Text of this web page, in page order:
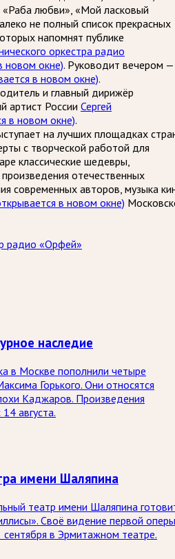
«Раба любви», «Мой ласковый
не полный список прекрасных
напомнят публике
оркестра радио
новом окне). Руководит вечером —
в новом окне).
и главный дирижёр
артист России Сергей
в новом окне).
на лучших площадках
с творческой работой для
классические шедевры,
отечественных
современных авторов, музыка
в новом окне)
радио «Орфей»
наследие
в Москве пополнили четыре
Горького. Они относятся
Каджаров. Произведения
августа.
имени Шаляпина
театр имени Шаляпина
Своё видение первой оперы
в Эрмитажном театре.